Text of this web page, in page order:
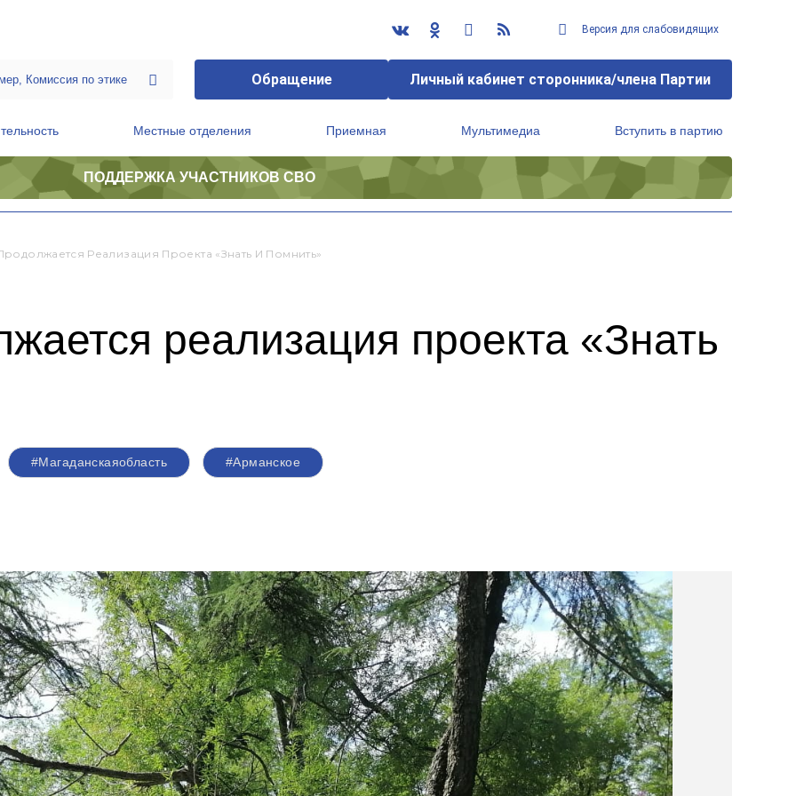
Версия для слабовидящих
Обращение Личный кабинет сторонника/члена Партии
Местные отделения Приемная Мультимедиа Вступить в партию
ПОДДЕРЖКА УЧАСТНИКОВ СВО
Реализация Проекта «Знать И Помнить»
реализация проекта «Знать
#Магаданскаяобласть #Арманское